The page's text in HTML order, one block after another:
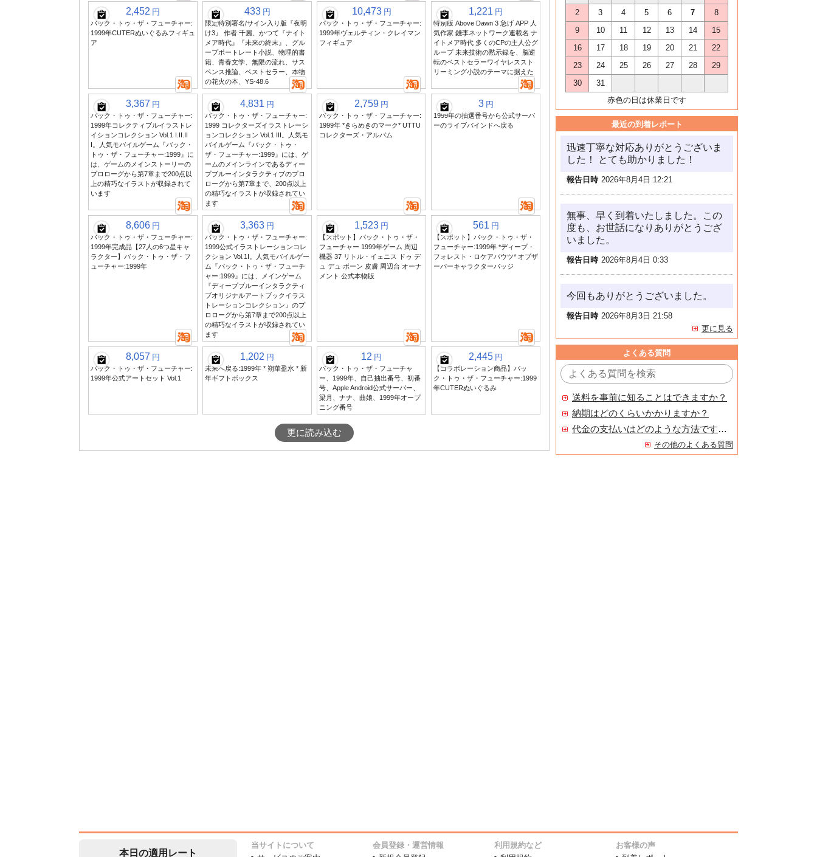
2,452 円
バック・トゥ・ザ・フューチャー:
1999年CUTERぬいぐるみフィギュ
ア
433 円
限定特別署名/サイン入り版『夜明
け3』 作者:千麗、かつて『ナイト
メア時代』『未来の終末』、グル
ープポートレート小説、物理的書
籍、青春文学、無限の流れ、サス
ペンス推論、ベストセラー、本物
の花火の本、YS-48.6
10,473 円
バック・トゥ・ザ・フューチャー:
1999年ヴェルティン・クレイマン
フィギュア
1,221 円
特別版 Above Dawn 3 急げ APP 人
気作家 錢李ネットワーク連載名 ナ
イトメア時代 多くのCPの主人公グ
ループ 未来技術の黙示録を、脳逆
転のベストセラーワイヤレススト
リーミング小説のテーマに据えた
3,367 円
バック・トゥ・ザ・フューチャー:
1999年コレクティブルイラストレ
イションコレクション Vol.1 I.II.II
I。人気モバイルゲーム『バック・
トゥ・ザ・フューチャー:1999』に
は、ゲームのメインストーリーの
プロローグから第7章まで200点以
上の精巧なイラストが収録されて
います
4,831 円
バック・トゥ・ザ・フューチャー:
1999 コレクターズイラストレーシ
ョンコレクション Vol.1 III。人気モ
バイルゲーム『バック・トゥ・
ザ・フューチャー:1999』には、ゲ
ームのメインラインであるディー
プブルーインタラクティブのプロ
ローグから第7章まで、200点以上
の精巧なイラストが収録されてい
ます
2,759 円
バック・トゥ・ザ・フューチャー:
1999年 *きらめきのマーク* UTTU
コレクターズ・アルバム
3 円
1999年の抽選番号から公式サーバ
ーのライブバインドへ戻る
8,606 円
バック・トゥ・ザ・フューチャー:
1999年完成品【27人の6つ星キャ
ラクター】バック・トゥ・ザ・フ
ューチャー:1999年
3,363 円
バック・トゥ・ザ・フューチャー:
1999公式イラストレーションコレ
クション Vol.1I。人気モバイルゲー
ム『バック・トゥ・ザ・フューチ
ャー:1999』には、メインゲーム
『ディープブルーインタラクティ
ブオリジナルアートブックイラス
トレーションコレクション』のプ
ロローグから第7章まで200点以上
の精巧なイラストが収録されてい
ます
1,523 円
【スポット】バック・トゥ・ザ・
フューチャー 1999年ゲーム 周辺
機器 37 リトル・イェニス ドゥ デ
ュ デュ ボーン 皮膚 周辺台 オーナ
メント 公式本物版
561 円
【スポット】バック・トゥ・ザ・
フューチャー:1999年 *ディープ・
フォレスト・ロケアバウツ* オブザ
ーバーキャラクターバッジ
8,057 円
バック・トゥ・ザ・フューチャー:
1999年公式アートセット Vol.1
1,202 円
未来へ戻る:1999年 * 朔華盈水 * 新
年ギフトボックス
12 円
バック・トゥ・ザ・フューチャ
ー、1999年、自己抽出番号、初番
号、Apple Android公式サーバー、
梁月、ナナ、曲娘、1999年オープ
ニング番号
2,445 円
【コラボレーション商品】バッ
ク・トゥ・ザ・フューチャー:1999
年CUTERぬいぐるみ
更に読み込む
2
3 4 5 6 7
8
9
10 11 12 13 14
15
16
17 18 19 20 21
22
23
24 25 26 27 28
29
30
31
赤色の日は休業日です
最近の到着レポート
迅速丁寧な対応ありがとうございま
した！ とても助かりました！
報告日時 2026年8月4日 12:21
無事、早く到着いたしました。この
度も、お世話になりありがとうござ
いました。
報告日時 2026年8月4日 0:33
今回もありがとうございました。
報告日時 2026年8月3日 21:58
更に見る
よくある質問
送料を事前に知ることはできますか？
納期はどのくらいかかりますか？
代金の支払いはどのような方法ですか？
その他のよくある質問
本日の適用レート
当サイトについて
会員登録・運営情報
利用規約など
お客様の声